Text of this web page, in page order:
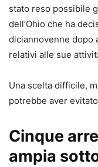
stato reso possibile
dell’Ohio che ha
diciannovenne dopo
relativi alle sue
Una scelta difficile,
potrebbe aver
Cinque
ampia